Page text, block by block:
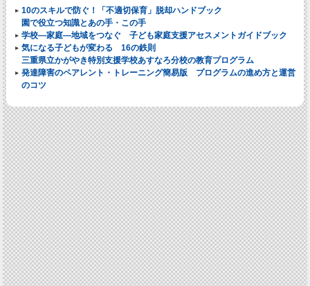
10のスキルで防ぐ！「不適切保育」脱却ハンドブック
園で役立つ知識とあの手・この手
学校―家庭―地域をつなぐ 子ども家庭支援アセスメントガイドブック
気になる子どもが変わる 16の鉄則
三重県立かがやき特別支援学校あすなろ分校の教育プログラム
発達障害のペアレント・トレーニング簡易版 プログラムの進め方と運営
のコツ